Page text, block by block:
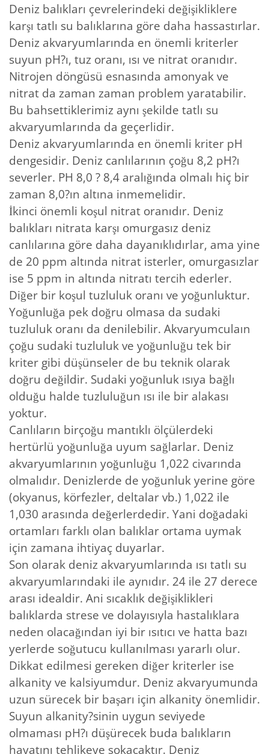
Deniz balıkları çevrelerindeki değişikliklere
karşı tatlı su balıklarına göre daha hassastırlar.
Deniz akvaryumlarında en önemli kriterler
suyun pH?ı, tuz oranı, ısı ve nitrat oranıdır.
Nitrojen döngüsü esnasında amonyak ve
nitrat da zaman zaman problem yaratabilir.
Bu bahsettiklerimiz aynı şekilde tatlı su
akvaryumlarında da geçerlidir.
Deniz akvaryumlarında en önemli kriter pH
dengesidir. Deniz canlılarının çoğu 8,2 pH?ı
severler. PH 8,0 ? 8,4 aralığında olmalı hiç bir
zaman 8,0?ın altına inmemelidir.
İkinci önemli koşul nitrat oranıdır. Deniz
balıkları nitrata karşı omurgasız deniz
canlılarına göre daha dayanıklıdırlar, ama yine
de 20 ppm altında nitrat isterler, omurgasızlar
ise 5 ppm in altında nitratı tercih ederler.
Diğer bir koşul tuzluluk oranı ve yoğunluktur.
Yoğunluğa pek doğru olmasa da sudaki
tuzluluk oranı da denilebilir. Akvaryumculaın
çoğu sudaki tuzluluk ve yoğunluğu tek bir
kriter gibi düşünseler de bu teknik olarak
doğru değildir. Sudaki yoğunluk ısıya bağlı
olduğu halde tuzluluğun ısı ile bir alakası
yoktur.
Canlıların birçoğu mantıklı ölçülerdeki
hertürlü yoğunluğa uyum sağlarlar. Deniz
akvaryumlarının yoğunluğu 1,022 civarında
olmalıdır. Denizlerde de yoğunluk yerine göre
(okyanus, körfezler, deltalar vb.) 1,022 ile
1,030 arasında değerlerdedir. Yani doğadaki
ortamları farklı olan balıklar ortama uymak
için zamana ihtiyaç duyarlar.
Son olarak deniz akvaryumlarında ısı tatlı su
akvaryumlarındaki ile aynıdır. 24 ile 27 derece
arası idealdir. Ani sıcaklık değişiklikleri
balıklarda strese ve dolayısıyla hastalıklara
neden olacağından iyi bir ısıtıcı ve hatta bazı
yerlerde soğutucu kullanılması yararlı olur.
Dikkat edilmesi gereken diğer kriterler ise
alkanity ve kalsiyumdur. Deniz akvaryumunda
uzun sürecek bir başarı için alkanity önemlidir.
Suyun alkanity?sinin uygun seviyede
olmaması pH?ı düşürecek buda balıkların
hayatını tehlikeye sokacaktır. Deniz